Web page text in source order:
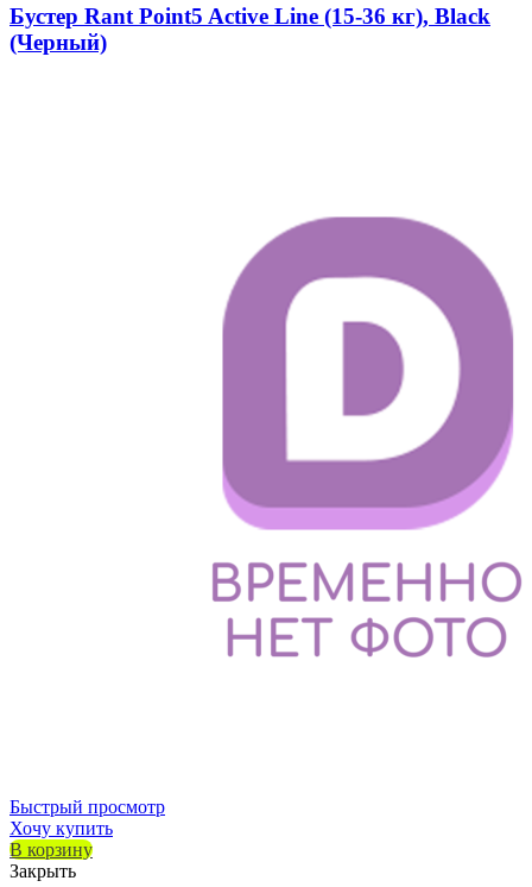
Бустер Rant Point5 Active Line (15-36 кг), Black
(Черный)
Быстрый просмотр
Хочу купить
В корзину
Закрыть